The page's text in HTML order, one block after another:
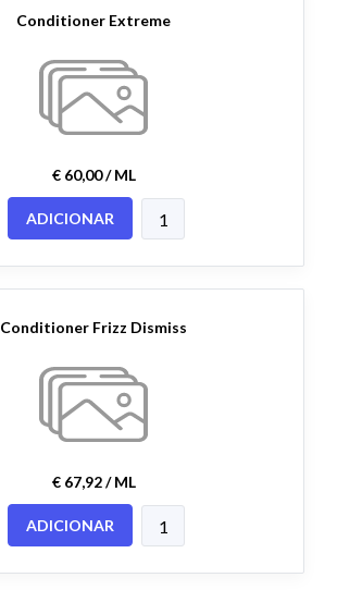
Conditioner Extreme
€ 60,00 / ML
ADICIONAR
Conditioner Frizz Dismiss
€ 67,92 / ML
ADICIONAR